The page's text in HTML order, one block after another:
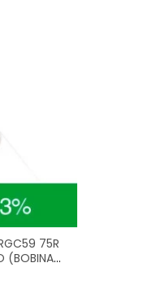
75R
(BOBINA